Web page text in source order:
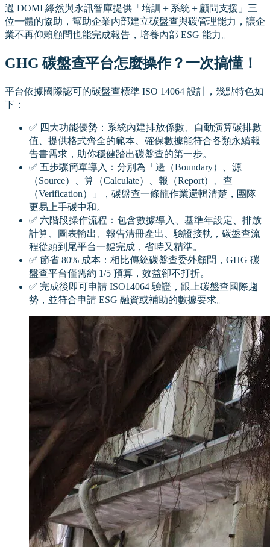
過 DOMI 綠然與永訊智庫提供「培訓＋系統＋顧問支援」三
位一體的協助，幫助企業內部建立碳盤查與碳管理能力，讓企
業不再仰賴顧問也能完成報告，培養內部 ESG 能力。
GHG 碳盤查平台怎麼操作？一次搞懂！
平台依據國際認可的碳盤查標準 ISO 14064 設計，幾點特色如
下：
✅ 四大功能優勢：系統內建排放係數、自動演算碳排數
值、提供格式齊全的範本、確保數據能符合各類永續報
告書需求，助你穩健踏出碳盤查的第一步。
✅ 五步驟簡單導入：分別為「邊（Boundary）、源
（Source）、算（Calculate）、報（Report）、查
（Verification）」，碳盤查一條龍作業邏輯清楚，團隊
更易上手碳中和。
✅ 六階段操作流程：包含數據導入、基準年設定、排放
計算、圖表輸出、報告清冊產出、驗證接軌，碳盤查流
程從頭到尾平台一鍵完成，省時又精準。
✅ 節省 80% 成本：相比傳統碳盤查委外顧問，GHG 碳
盤查平台僅需約 1/5 預算，效益卻不打折。
✅ 完成後即可申請 ISO14064 驗證，跟上碳盤查國際趨
勢，並符合申請 ESG 融資或補助的數據要求。